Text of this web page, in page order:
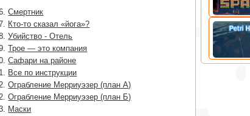
Смертник
Кто-то сказал «йога»?
Убийство - Отель
Трое — это компания
Сафари на районе
Все по инструкции
Ограбление Мерриуэзер (план А)
Ограбление Мерриуэзер (план Б)
Маски